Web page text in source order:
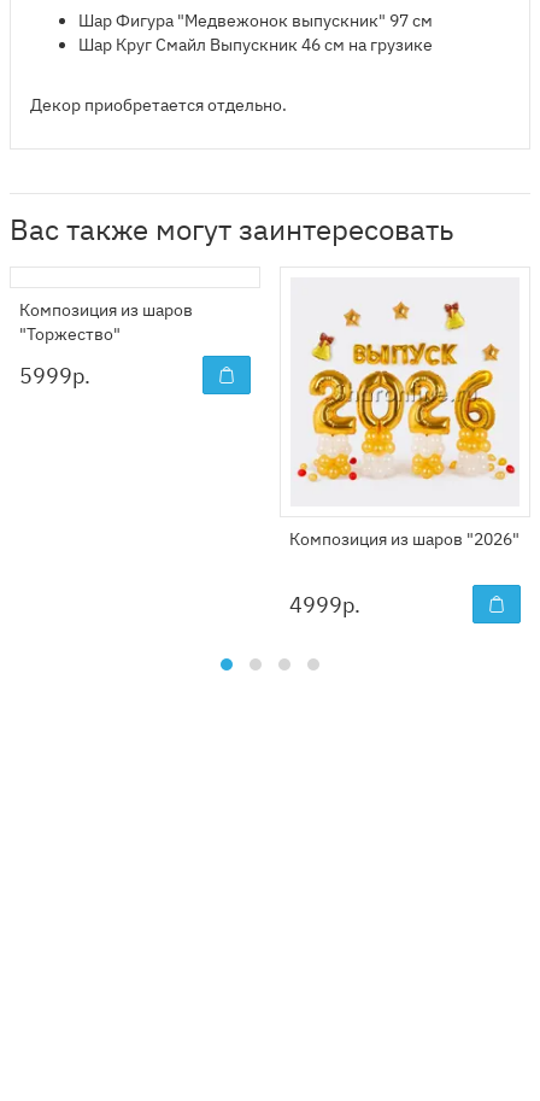
Шар Фигура "Медвежонок выпускник" 97 см
Шар Круг Смайл Выпускник 46 см на грузике
Декор приобретается отдельно.
Вас также могут заинтересовать
Композиция из шаров
"Торжество"
5999р.
Композиция из шаров "2026"
4999р.